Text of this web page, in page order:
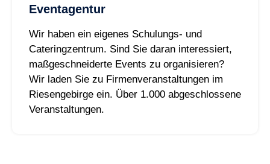
Eventagentur
Wir haben ein eigenes Schulungs- und
Cateringzentrum. Sind Sie daran interessiert,
maßgeschneiderte Events zu organisieren?
Wir laden Sie zu Firmenveranstaltungen im
Riesengebirge ein. Über 1.000 abgeschlossene
Veranstaltungen.